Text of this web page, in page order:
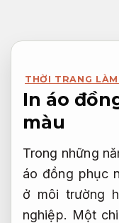
nội
THỜI TRANG
In áo
màu
Trong những
áo đồng phục
ở môi trường
nghiệp. Một